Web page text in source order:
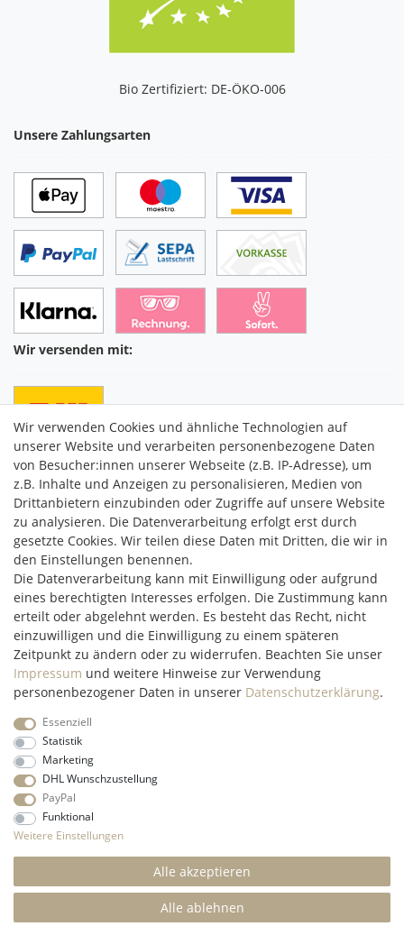
Bio Zertifiziert: DE-ÖKO-006
Unsere Zahlungsarten
Wir versenden mit:
C2M COMMERCE GmbH
Hüttenheim 119
97348 Willanzheim
Mo-Fr: 09:00 - 14:00 Uhr
service@c2m-commerce.com
Persönlich:093 26 - 97 97 90
Impressum
Vertrag widerrufen
* Alle Preise inkl. gesetzl. Mehrwertsteuer und ohne
beschrieben
© 2022 C2M COMMERCE Onlineshop - All Rights
Reserved.
Wir verwenden Cookies und ähnliche Technologien auf
unserer Website und verarbeiten personenbezogene Daten
von Besucher:innen unserer Webseite (z.B. IP-Adresse), um
z.B. Inhalte und Anzeigen zu personalisieren, Medien von
Drittanbietern einzubinden oder Zugriffe auf unsere Website
zu analysieren. Die Datenverarbeitung erfolgt erst durch
gesetzte Cookies. Wir teilen diese Daten mit Dritten, die wir in
den Einstellungen benennen.
Die Datenverarbeitung kann mit Einwilligung oder aufgrund
eines berechtigten Interesses erfolgen. Die Zustimmung kann
erteilt oder abgelehnt werden. Es besteht das Recht, nicht
einzuwilligen und die Einwilligung zu einem späteren
Zeitpunkt zu ändern oder zu widerrufen. Beachten Sie unser
Impressum und weitere Hinweise zur Verwendung
personenbezogener Daten in unserer Daten­schutz­erklärung.
Essenziell
Statistik
Marketing
DHL Wunschzustellung
PayPal
Funktional
Weitere Einstellungen
Alle akzeptieren
Alle ablehnen